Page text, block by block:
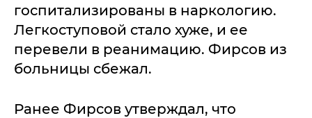
госпитализированы в наркологию.
Легкоступовой стало хуже, и ее
перевели в реанимацию. Фирсов из
больницы сбежал.
Ранее Фирсов утверждал, что